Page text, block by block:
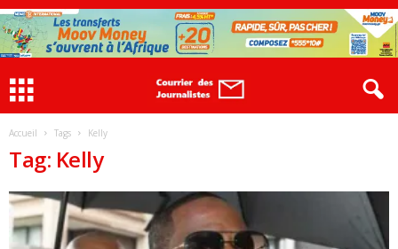
Accueil Tags Kelly
Tag: Kelly